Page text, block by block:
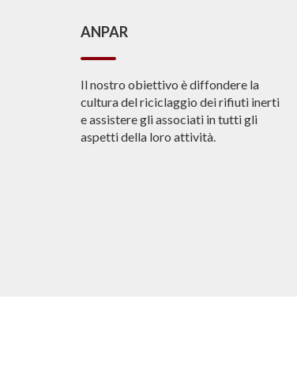
ANPAR
Il nostro obiettivo è diffondere la
cultura del riciclaggio dei rifiuti inerti
e assistere gli associati in tutti gli
aspetti della loro attività.